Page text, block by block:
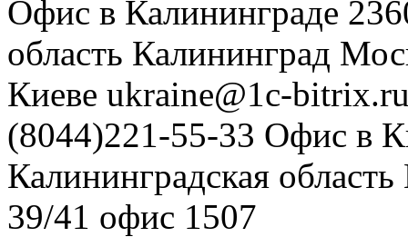
Офис в Калининграде
область Калининград
Киеве ukraine@1c-
(8044)221-55-33 Офис в
Калининградская область
39/41 офис 1507